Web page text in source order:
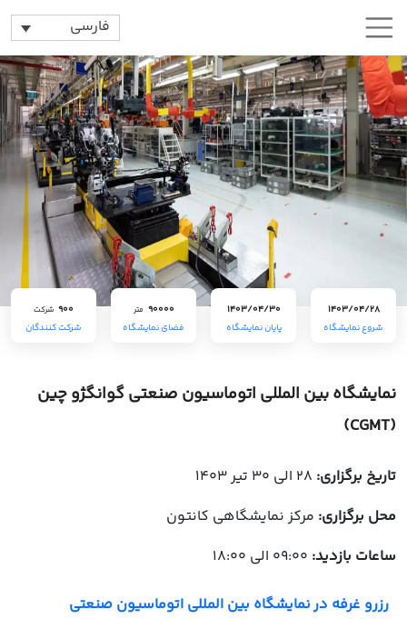
فارسی
1403/04/28
شروع نمایشگاه
1403/04/30
پایان نمایشگاه
90000 متر
فضای نمایشگاه
900 شرکت
شرکت کنندگان
نمایشگاه بین المللی اتوماسیون صنعتی گوانگژو چین
(CGMT)
تاریخ برگزاری:
محل برگزاری: مرکز نمایشگاهی کانتون
ساعات بازدید:
رزرو غرفه در نمایشگاه بین المللی اتوماسیون صنعتی